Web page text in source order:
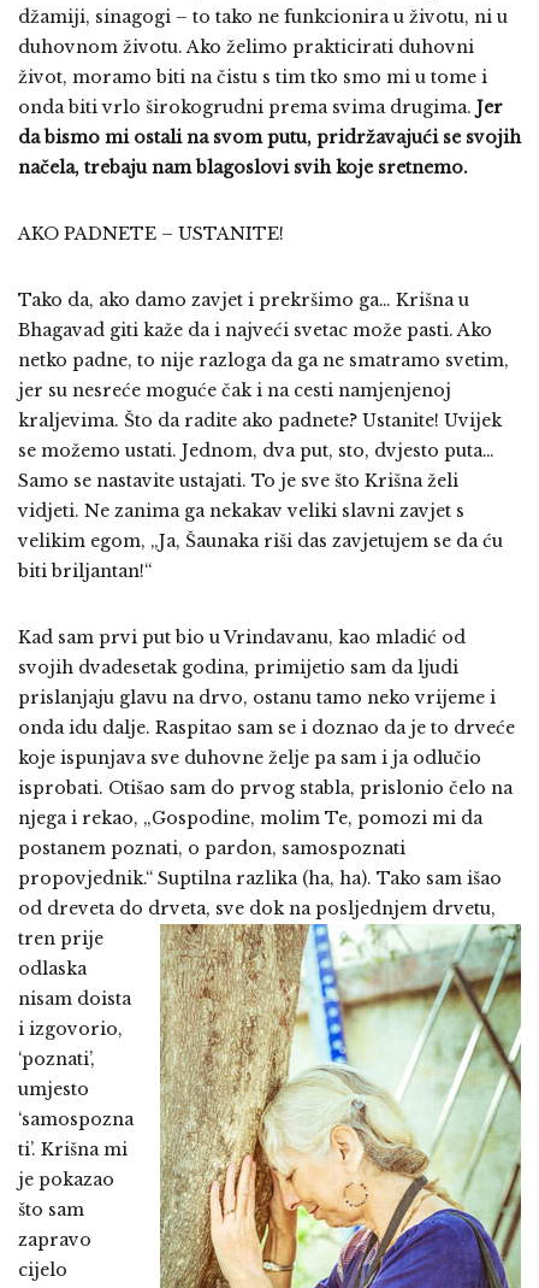
džamiji, sinagogi – to tako ne funkcionira u životu, ni u
duhovnom životu. Ako želimo prakticirati duhovni
život, moramo biti na čistu s tim tko smo mi u tome i
onda biti vrlo širokogrudni prema svima drugima. Jer
da bismo mi ostali na svom putu, pridržavajući se svojih
načela, trebaju nam blagoslovi svih koje sretnemo.
AKO PADNETE – USTANITE!
Tako da, ako damo zavjet i prekršimo ga… Krišna u
Bhagavad giti kaže da i najveći svetac može pasti. Ako
netko padne, to nije razloga da ga ne smatramo svetim,
jer su nesreće moguće čak i na cesti namjenjenoj
kraljevima. Što da radite ako padnete? Ustanite! Uvijek
se možemo ustati. Jednom, dva put, sto, dvjesto puta…
Samo se nastavite ustajati. To je sve što Krišna želi
vidjeti. Ne zanima ga nekakav veliki slavni zavjet s
velikim egom, „Ja, Šaunaka riši das zavjetujem se da ću
biti briljantan!“
Kad sam prvi put bio u Vrindavanu, kao mladić od
svojih dvadesetak godina, primijetio sam da ljudi
prislanjaju glavu na drvo, ostanu tamo neko vrijeme i
onda idu dalje. Raspitao sam se i doznao da je to drveće
koje ispunjava sve duhovne želje pa sam i ja odlučio
isprobati. Otišao sam do prvog stabla, prislonio čelo na
njega i rekao, „Gospodine, molim Te, pomozi mi da
postanem poznati, o pardon, samospoznati
propovjednik.“ Suptilna razlika (ha, ha). Tako sam išao
od dreveta do drveta, sve dok naposljednjem drvetu,
tren prije
odlaska
nisam doista
i izgovorio,
‘poznati’,
umjesto
‘samospozna
ti’. Krišna mi
je pokazao
što sam
zapravo
cijelo